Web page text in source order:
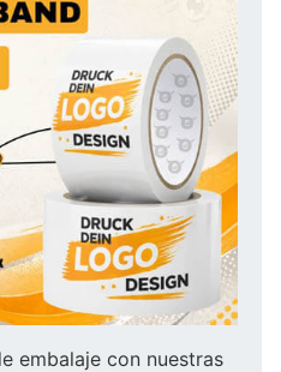
embalaje con nuestras